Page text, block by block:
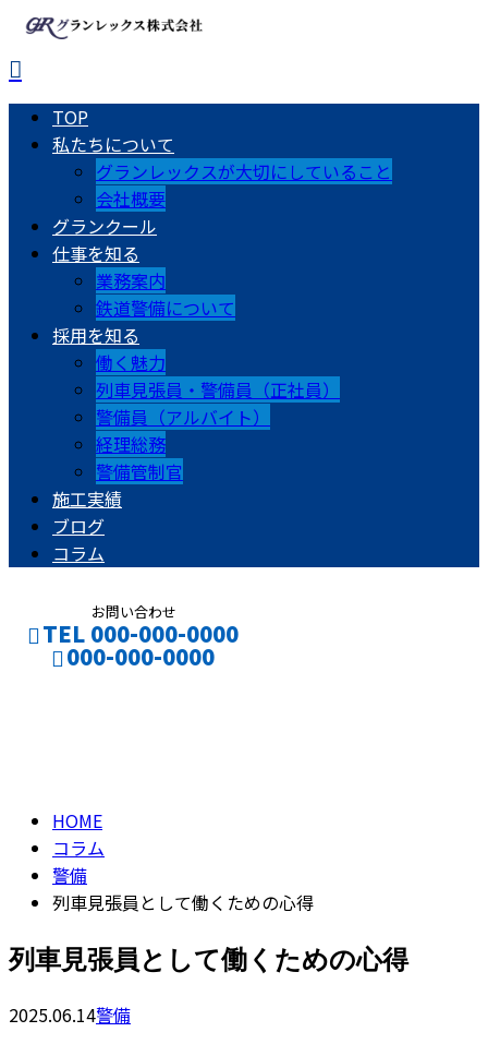
TOP
私たちについて
グランレックスが大切にしていること
会社概要
グランクール
仕事を知る
業務案内
鉄道警備について
採用を知る
働く魅力
列車見張員・警備員（正社員）
警備員（アルバイト）
経理総務
警備管制官
施工実績
ブログ
コラム
お問い合わせ
TEL 000-000-0000
000-000-0000
HOME
コラム
警備
列車見張員として働くための心得
列車見張員として働くための心得
2025.06.14警備